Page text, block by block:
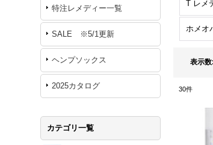
特注レメディー一覧
SALE ※5/1更新
ヘンプソックス
2025カタログ
カテゴリ一覧
表示数:
30件